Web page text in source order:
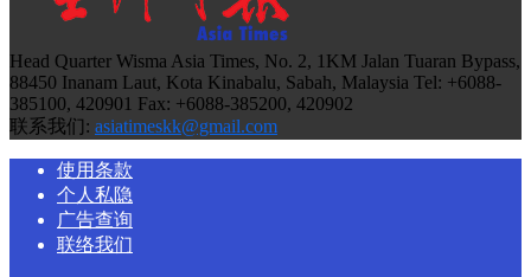
Head Quarter Wisma Asia Times, No. 2, 1KM Jalan Tuaran Bypass,
88450 Inanam Laut, Kota Kinabalu, Sabah, Malaysia Tel: +6088-
385100, 420901 Fax: +6088-385200, 420902
联系我们: asiatimeskk@gmail.com
使用条款
个人私隐
广告查询
联络我们